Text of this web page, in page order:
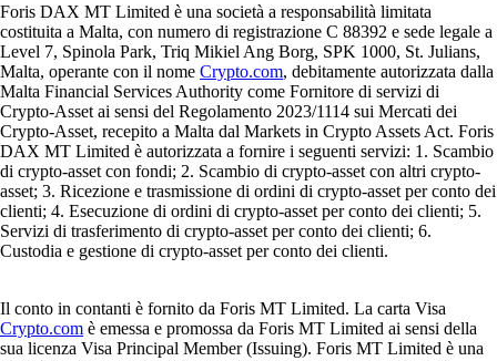
Foris DAX MT Limited è una società a responsabilità limitata
costituita a Malta, con numero di registrazione C 88392 e sede legale a
Level 7, Spinola Park, Triq Mikiel Ang Borg, SPK 1000, St. Julians,
Malta, operante con il nome Crypto.com, debitamente autorizzata dalla
Malta Financial Services Authority come Fornitore di servizi di
Crypto-Asset ai sensi del Regolamento 2023/1114 sui Mercati dei
Crypto-Asset, recepito a Malta dal Markets in Crypto Assets Act. Foris
DAX MT Limited è autorizzata a fornire i seguenti servizi: 1. Scambio
di crypto-asset con fondi; 2. Scambio di crypto-asset con altri crypto-
asset; 3. Ricezione e trasmissione di ordini di crypto-asset per conto dei
clienti; 4. Esecuzione di ordini di crypto-asset per conto dei clienti; 5.
Servizi di trasferimento di crypto-asset per conto dei clienti; 6.
Custodia e gestione di crypto-asset per conto dei clienti.
Il conto in contanti è fornito da Foris MT Limited. La carta Visa
Crypto.com è emessa e promossa da Foris MT Limited ai sensi della
sua licenza Visa Principal Member (Issuing). Foris MT Limited è una